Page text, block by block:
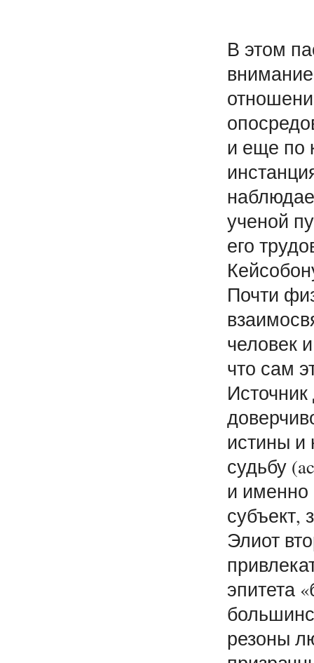
В этом
и еще по
ученой
его
Почти
человек
что сам
истины и
судьбу
и именно
субъект,
Элиот
эпитета
резоны